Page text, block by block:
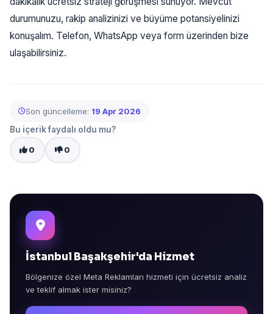
durumunuzu, rakip analizinizi ve büyüme potansiyelinizi
konuşalım. Telefon, WhatsApp veya form üzerinden bize
ulaşabilirsiniz.
Son güncelleme: 19 Apr 2026
Bu içerik faydalı oldu mu?
0 0
İstanbul Başakşehir'da Hizmet
Bölgenize özel Meta Reklamları hizmeti için ücretsiz analiz
ve teklif almak ister misiniz?